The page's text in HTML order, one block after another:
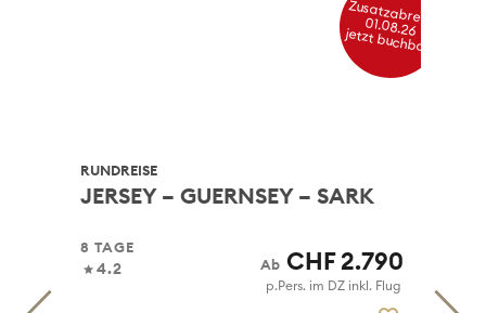
RUNDREISE
JERSEY – GUERNSEY – SARK
Zusatzabreise 01.08.26
jetzt buchbar
8 TAGE
4.2 CHF 2.790
p.Pers. im DZ inkl. Flug